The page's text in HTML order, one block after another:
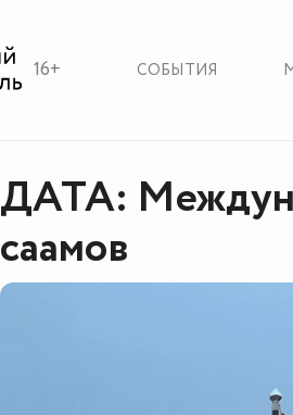
16+ СОБЫТИЯ
ДАТА:
саамов